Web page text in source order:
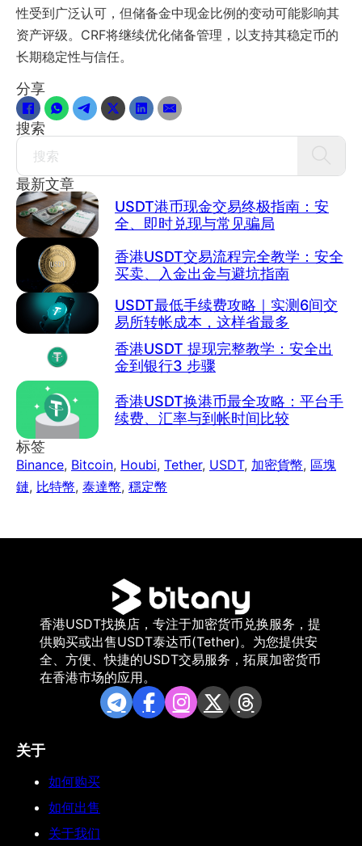
性受到广泛认可，但储备金中现金比例的变动可能影响其
资产评级。CRF将继续优化储备管理，以支持其稳定币的
长期稳定性与信任。
分享
搜索
Search
最新文章
USDT港币现金交易终极指南：安
全、即时兑现与常见骗局
香港USDT交易流程完全教学：安全
买卖、入金出金与避坑指南
USDT最低手续费攻略｜实测6间交
易所转帐成本，这样省最多
香港USDT 提现完整教学：安全出
金到银行3 步骤
香港USDT换港币最全攻略：平台手
续费、汇率与到帐时间比较
标签
Binance, Bitcoin, Houbi, Tether, USDT, 加密貨幣, 區塊
鏈, 比特幣, 泰達幣, 穩定幣
香港USDT找换店，专注于加密货币兑换服务，提
供购买或出售USDT泰达币(Tether)。为您提供安
全、方便、快捷的USDT交易服务，拓展加密货币
在香港市场的应用。
关于
如何购买
如何出售
关于我们